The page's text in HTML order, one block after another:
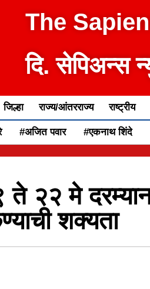
The
दि. सेपिअन्स
जिल्हा राज्य/आंतरराज्य राष्ट्रीय
#अजित पवार #एकनाथ शिंदे
२२ मे
शक्यता